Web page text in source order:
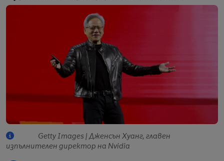
Getty Images | Дженсън Хуанг, главен
изпълнителен директор на Nvidia